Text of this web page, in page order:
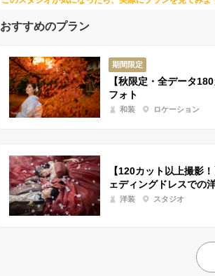
おすすめのプラン
期間限定
【秋限定・全データ
フォト
和装 ロケーション
【120カット以上撮影
ェディングドレスでの
洋装 スタジオ